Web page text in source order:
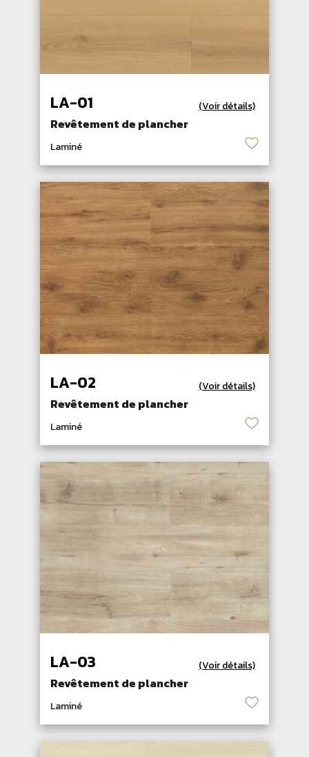
LA-01 (Voir détails)
Revêtement de plancher
Laminé ♡
LA-02 (Voir détails)
Revêtement de plancher
Laminé ♡
LA-03 (Voir détails)
Revêtement de plancher
Laminé ♡